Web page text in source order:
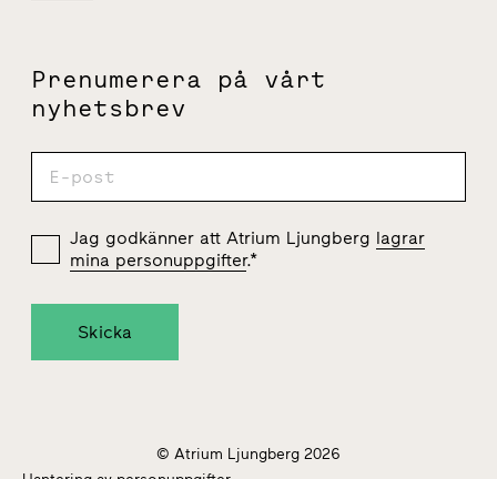
Prenumerera på vårt
nyhetsbrev
Jag godkänner att Atrium Ljungberg lagrar
mina personuppgifter.*
© Atrium Ljungberg 2026